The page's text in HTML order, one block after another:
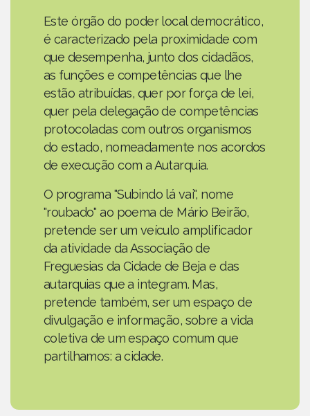
Este órgão do poder local democrático,
é caracterizado pela proximidade com
que desempenha, junto dos cidadãos,
as funções e competências que lhe
estão atribuídas, quer por força de lei,
quer pela delegação de competências
protocoladas com outros organismos
do estado, nomeadamente nos acordos
de execução com a Autarquia.
O programa "Subindo lá vai", nome
"roubado" ao poema de Mário Beirão,
pretende ser um veículo amplificador
da atividade da Associação de
Freguesias da Cidade de Beja e das
autarquias que a integram. Mas,
pretende também, ser um espaço de
divulgação e informação, sobre a vida
coletiva de um espaço comum que
partilhamos: a cidade.